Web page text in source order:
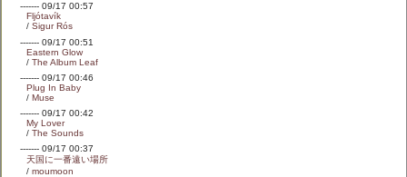
------- 09/17 00:57
Fljótavík
/ Sigur Rós
------- 09/17 00:51
Eastern Glow
/ The Album Leaf
------- 09/17 00:46
Plug In Baby
/ Muse
------- 09/17 00:42
My Lover
/ The Sounds
------- 09/17 00:37
天国に一番遠い場所
/ moumoon